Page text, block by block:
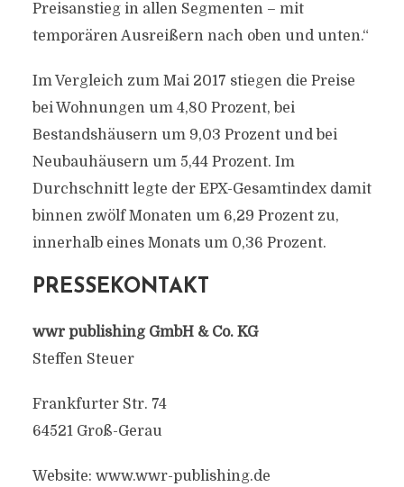
Preisanstieg in allen Segmenten – mit
temporären Ausreißern nach oben und unten.“
Im Vergleich zum Mai 2017 stiegen die Preise
bei Wohnungen um 4,80 Prozent, bei
Bestandshäusern um 9,03 Prozent und bei
Neubauhäusern um 5,44 Prozent. Im
Durchschnitt legte der EPX-Gesamtindex damit
binnen zwölf Monaten um 6,29 Prozent zu,
innerhalb eines Monats um 0,36 Prozent.
PRESSEKONTAKT
wwr publishing GmbH & Co. KG
Steffen Steuer
Frankfurter Str. 74
64521 Groß-Gerau
Website: www.wwr-publishing.de